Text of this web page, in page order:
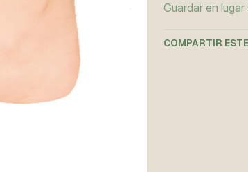
Guardar en
COMPARTIR